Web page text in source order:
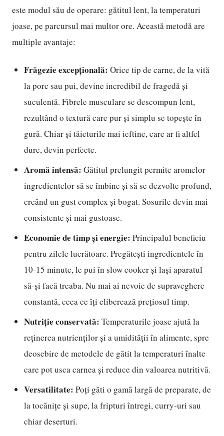
este modul său de operare: gătitul lent, la temperaturi
joase, pe parcursul mai multor ore. Această metodă are
multiple avantaje:
Frăgezie excepțională: Orice tip de carne, de la vită
la porc sau pui, devine incredibil de fragedă și
suculentă. Fibrele musculare se descompun lent,
rezultând o textură care pur și simplu se topește în
gură. Chiar și tăieturile mai ieftine, care ar fi altfel
dure, devin perfecte.
Aromă intensă: Gătitul prelungit permite aromelor
ingredientelor să se îmbine și să se dezvolte profund,
creând un gust complex și bogat. Sosurile devin mai
consistente și mai gustoase.
Economie de timp și energie: Principalul beneficiu
pentru zilele lucrătoare. Pregătești ingredientele în
10-15 minute, le pui în slow cooker și lași aparatul
să-și facă treaba. Nu mai ai nevoie de supraveghere
constantă, ceea ce îți eliberează prețiosul timp.
Nutriție conservată: Temperaturile joase ajută la
reținerea nutrienților și a umidității în alimente, spre
deosebire de metodele de gătit la temperaturi înalte
care pot usca carnea și reduce din valoarea nutritivă.
Versatilitate: Poți găti o gamă largă de preparate, de
la tocănițe și supe, la fripturi întregi, curry-uri sau
chiar deserturi.